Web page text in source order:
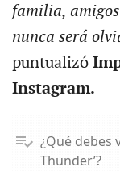
familia, amigos
nunca será
puntualizó
Instagram.
¿Qué debes
Thunder’?